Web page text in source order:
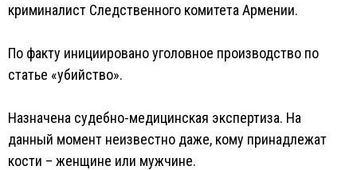
криминалист Следственного комитета Армении.
По факту инициировано уголовное производство по
статье «убийство».
Назначена судебно-медицинская экспертиза. На
данный момент неизвестно даже, кому принадлежат
кости – женщине или мужчине.